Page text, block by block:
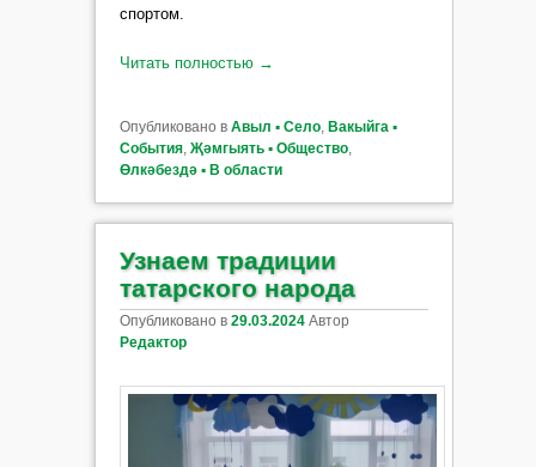
спортом.
Читать полностью →
Опубликовано в Авыл ▪ Село, Вакыйга ▪
События, Җәмгыять ▪ Общество,
Өлкәбездә ▪ В области
Узнаем традиции
татарского народа
Опубликовано в 29.03.2024 Автор
Редактор